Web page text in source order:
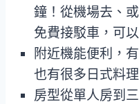
鐘！從機場去、
免費接駁車，可
附近機能便利，
也有很多日式料
房型從單人房到